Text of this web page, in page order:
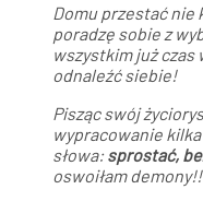
Domu przestać nie
poradzę sobie z
wszystkim już czas
odnaleźć siebie!
Pisząc swój
wypracowanie
słowa:sprostać,
oswoiłam